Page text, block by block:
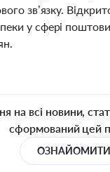
зв’язку.
у сфері
всі новини,
сформований цей